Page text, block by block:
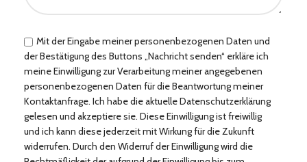
Mit der Eingabe meiner personenbezogenen Daten und
der Bestätigung des Buttons „Nachricht senden“ erkläre ich
meine Einwilligung zur Verarbeitung meiner angegebenen
personenbezogenen Daten für die Beantwortung meiner
Kontaktanfrage. Ich habe die aktuelle Datenschutzerklärung
gelesen und akzeptiere sie. Diese Einwilligung ist freiwillig
und ich kann diese jederzeit mit Wirkung für die Zukunft
widerrufen. Durch den Widerruf der Einwilligung wird die